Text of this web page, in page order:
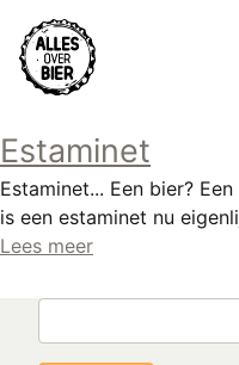
Overslaan
en
naar
gaan
Estaminet
Estaminet... Een bier?
is een estaminet nu
Lees meer